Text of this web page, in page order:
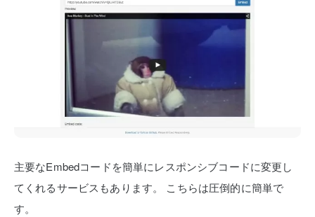
主要なEmbedコードを簡単にレスポンシブコードに変更し
てくれるサービスもあります。
こちらは圧倒的に簡単で
す。